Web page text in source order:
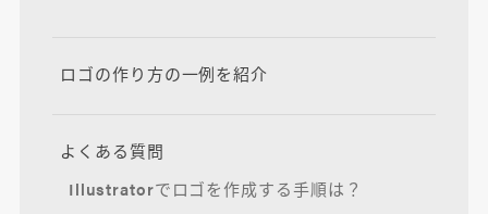
ロゴの作り方の一例を紹介
よくある質問
Illustratorでロゴを作成する手順は？